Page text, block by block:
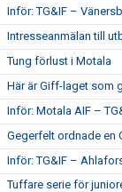
Inför: TG&IF –
Intresseanmälan till
Tung förlust i Motala
Här är Giff-laget som
Inför: Motala AIF –
Gegerfelt ordnade
Inför: TG&IF –
Tuffare serie för